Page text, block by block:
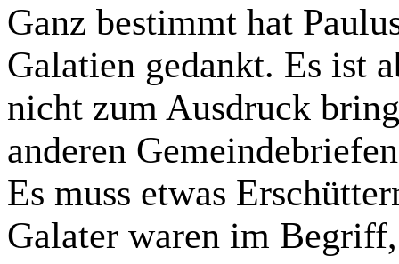
Ganz bestimmt hat
Galatien gedankt. Es ist
nicht zum Ausdruck
anderen
Es muss etwas
Galater waren im